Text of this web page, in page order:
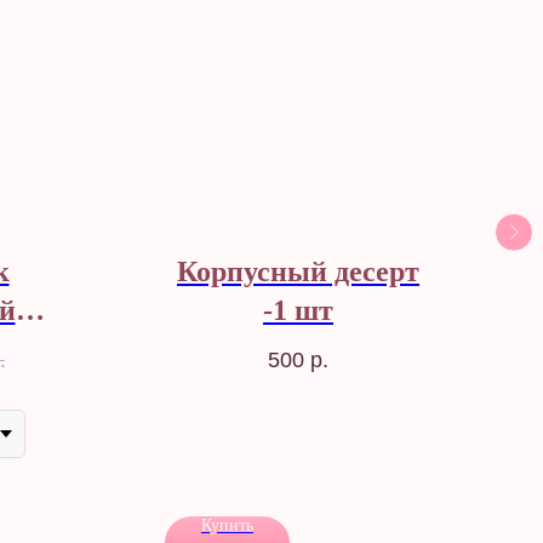
Корпусный десерт
-1 шт
500 р.
Купить